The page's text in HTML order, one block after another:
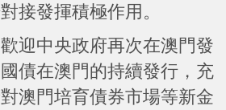
接發揮積極作用。
迎中央政府再次在澳門發
債在澳門的持續發行，充
澳門培育債券市場等新金